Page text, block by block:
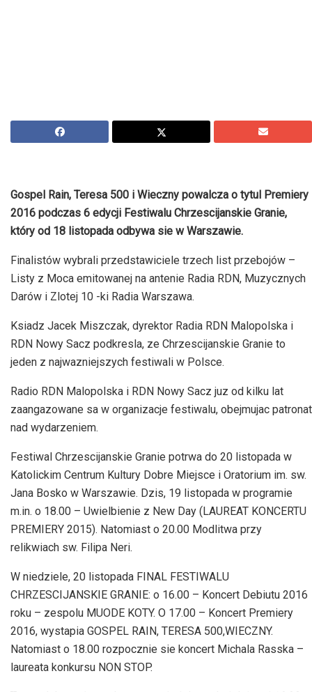
Gospel Rain, Teresa 500 i Wieczny powalcza o tytul Premiery
2016 podczas 6 edycji Festiwalu Chrzescijanskie Granie,
który od 18 listopada odbywa sie w Warszawie.
Finalistów wybrali przedstawiciele trzech list przebojów –
Listy z Moca emitowanej na antenie Radia RDN, Muzycznych
Darów i Zlotej 10 -ki Radia Warszawa.
Ksiadz Jacek Miszczak, dyrektor Radia RDN Malopolska i
RDN Nowy Sacz podkresla, ze Chrzescijanskie Granie to
jeden z najwazniejszych festiwali w Polsce.
Radio RDN Malopolska i RDN Nowy Sacz juz od kilku lat
zaangazowane sa w organizacje festiwalu, obejmujac patronat
nad wydarzeniem.
Festiwal Chrzescijanskie Granie potrwa do 20 listopada w
Katolickim Centrum Kultury Dobre Miejsce i Oratorium im. sw.
Jana Bosko w Warszawie. Dzis, 19 listopada w programie
m.in. o 18.00 – Uwielbienie z New Day (LAUREAT KONCERTU
PREMIERY 2015). Natomiast o 20.00 Modlitwa przy
relikwiach sw. Filipa Neri.
W niedziele, 20 listopada FINAL FESTIWALU
CHRZESCIJANSKIE GRANIE: o 16.00 – Koncert Debiutu 2016
roku – zespolu MUODE KOTY. O 17.00 – Koncert Premiery
2016, wystapia GOSPEL RAIN, TERESA 500,WIECZNY.
Natomiast o 18.00 rozpocznie sie koncert Michala Rasska –
laureata konkursu NON STOP.